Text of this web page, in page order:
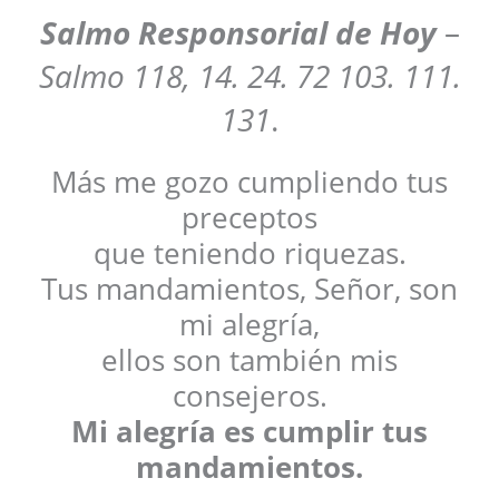
Salmo Responsorial de Hoy –
Salmo 118, 14. 24. 72 103. 111.
131.
Más me gozo cumpliendo tus
preceptos
que teniendo riquezas.
Tus mandamientos, Señor, son
mi alegría,
ellos son también mis
consejeros.
Mi alegría es cumplir tus
mandamientos.